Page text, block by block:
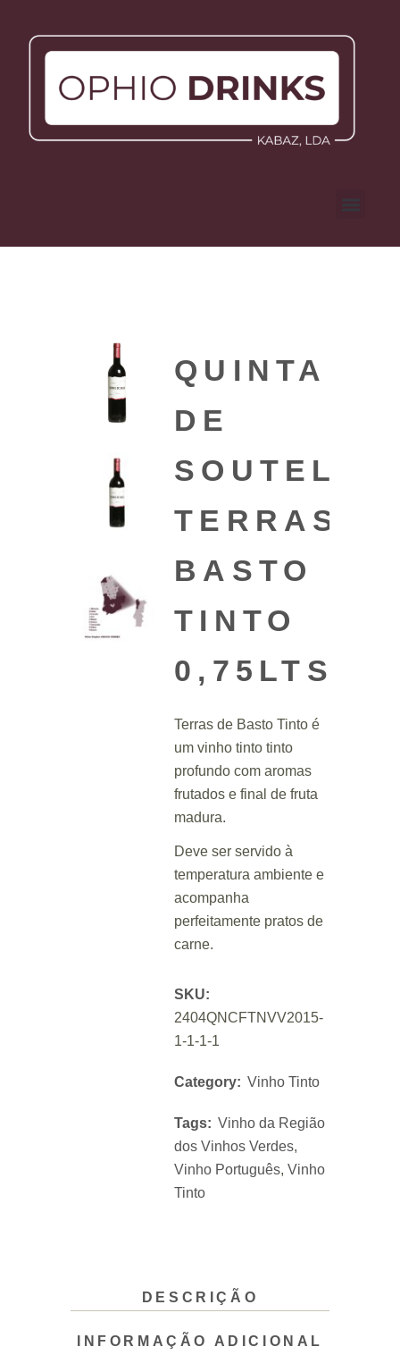
QUINTA
DE
SOUTELOS
TERRAS
BASTO
TINTO
0,75LTS
Terras de Basto Tinto é
um vinho tinto tinto
profundo com aromas
frutados e final de fruta
madura.
Deve ser servido à
temperatura ambiente e
acompanha
perfeitamente pratos de
carne.
SKU:
2404QNCFTNVV2015-
1-1-1-1
Category: Vinho Tinto
Tags: Vinho da Região
dos Vinhos Verdes,
Vinho Português, Vinho
Tinto
DESCRIÇÃO
INFORMAÇÃO ADICIONAL